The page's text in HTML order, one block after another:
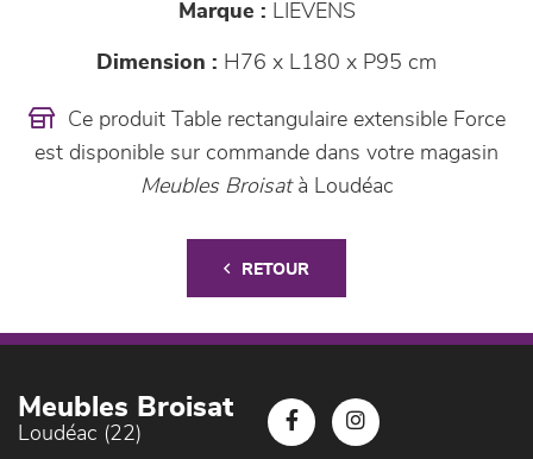
Marque : LIEVENS
Dimension : H76 x L180 x P95 cm
Ce produit Table rectangulaire extensible Force
est disponible sur commande dans votre magasin
Meubles Broisatà Loudéac
RETOUR
Meubles Broisat
Loudéac (22)